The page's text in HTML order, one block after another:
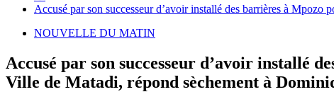
Accusé par son successeur d’avoir installé des barrières à
NOUVELLE DU MATIN
Accusé par son successeur d’avoir installé
Ville de Matadi, répond sèchement à